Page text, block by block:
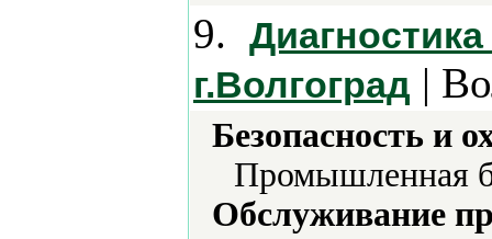
9.
г.Волгоград |
Безопасность и
Промышленная
Обслуживание